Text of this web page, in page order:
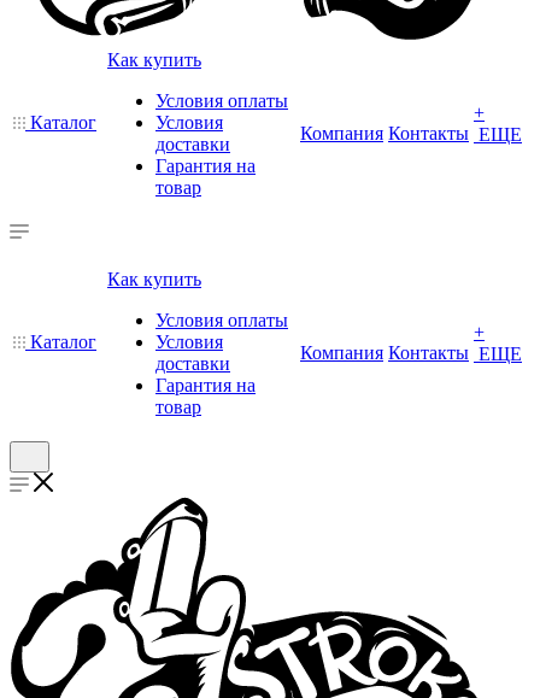
Каталог
Как купить
Условия оплаты
Условия
доставки
Гарантия на
товар
Компания Контакты
+
ЕЩЕ
Каталог
Как купить
Условия оплаты
Условия
доставки
Гарантия на
товар
Компания Контакты
+
ЕЩЕ